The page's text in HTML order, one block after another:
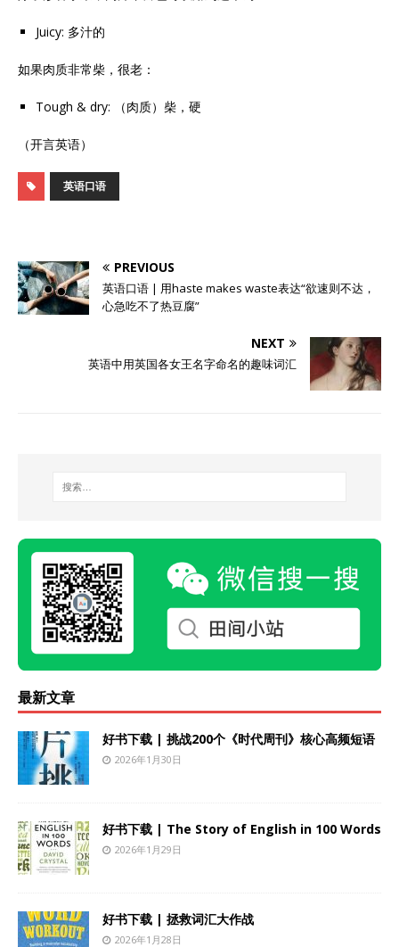
Juicy: 多汁的
如果肉质非常柴，很老：
Tough & dry: （肉质）柴，硬
（开言英语）
英语口语
PREVIOUS
英语口语 | 用haste makes waste表达“欲速则不达，
心急吃不了热豆腐”
NEXT
英语中用英国各女王名字命名的趣味词汇
最新文章
好书下载 | 挑战200个《时代周刊》核心高频短语
2026年1月30日
好书下载 | The Story of English in 100 Words
2026年1月29日
好书下载 | 拯救词汇大作战
2026年1月28日